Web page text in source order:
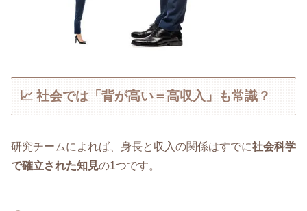
📈 社会では「背が高い＝高収入」も常識？
研究チームによれば、身長と収入の関係はすでに社会科学
で確立された知見の1つです。